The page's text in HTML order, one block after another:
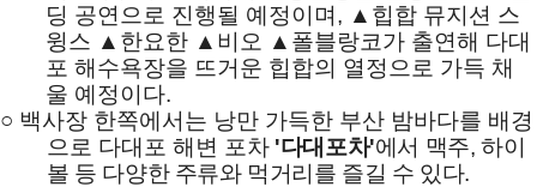
딩 공연으로 진행될 예정이며, ▲ 힙합 뮤지션 스
윙스 ▲ 한요한 ▲ 비오 ▲ 폴블랑코가 출연해 다대
포 해수욕장을 뜨거운 힙합의 열정으로 가득 채
울 예정이다.
○ 백사장 한쪽에서는 낭만 가득한 부산 밤바다를 배경
으로 다대포 해변 포차 '다대포차'에서 맥주,하이
볼 등 다양한 주류와 먹거리를 즐길 수 있다.